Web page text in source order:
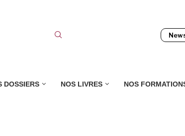
DOSSIERS NOS LIVRES NOS